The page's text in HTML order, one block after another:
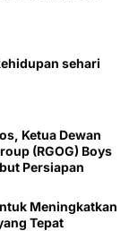
sehari
Ketua Dewan
(RGOG) Boys
Persiapan
Meningkatkan
Tepat